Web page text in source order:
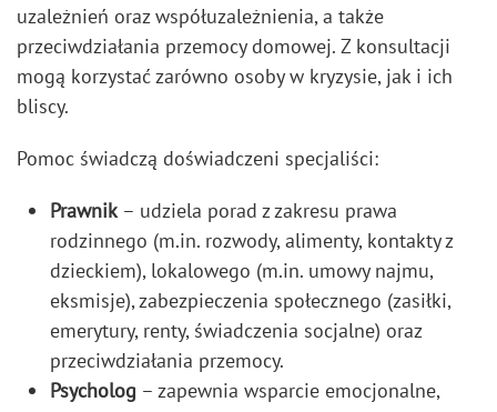
uzależnień oraz współuzależnienia, a także
przeciwdziałania przemocy domowej. Z konsultacji
mogą korzystać zarówno osoby w kryzysie, jak i ich
bliscy.
Pomoc świadczą doświadczeni specjaliści:
Prawnik– udziela porad z zakresu prawa
rodzinnego (m.in. rozwody, alimenty, kontakty z
dzieckiem), lokalowego (m.in. umowy najmu,
eksmisje), zabezpieczenia społecznego (zasiłki,
emerytury, renty, świadczenia socjalne) oraz
przeciwdziałania przemocy.
Psycholog – zapewnia wsparcie emocjonalne,